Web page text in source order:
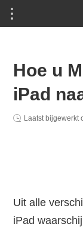
Hoe u
iPad
Laatst bijgewerkt
Uit alle
iPad